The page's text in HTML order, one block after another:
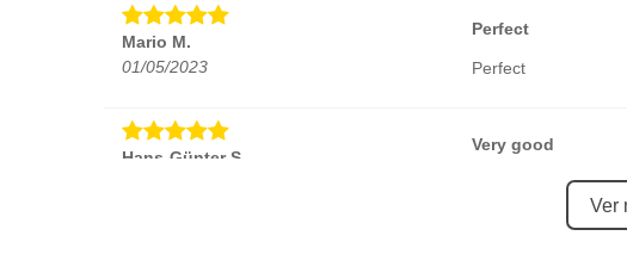
Mario M.
01/05/2023
Perfect
Perfect
Hans-Günter S.
Very good
Ver